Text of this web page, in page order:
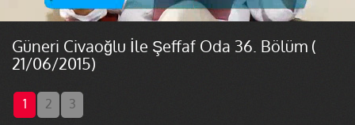
Güneri Civaoğlu İle Şeffaf Oda 36. Bölüm (
21/06/2015)
1 2 3